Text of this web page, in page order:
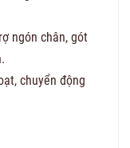
ngón chân, gót
chuyển động